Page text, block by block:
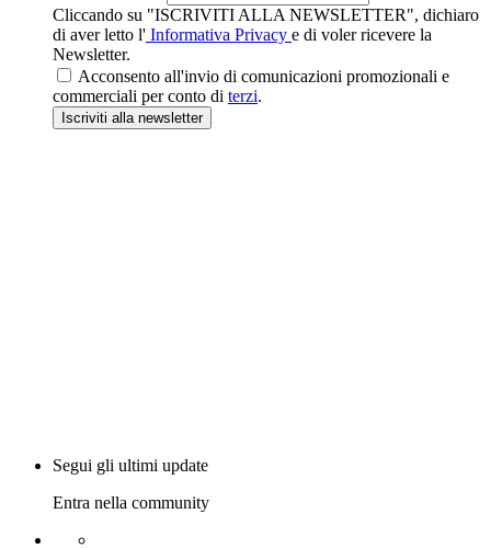
Email aziendale
Cliccando su "ISCRIVITI ALLA NEWSLETTER", dichiaro
di aver letto l'Informativa Privacye di voler ricevere la
Newsletter.
Acconsento all'invio di comunicazioni promozionali e
commerciali per conto di
Segui gli ultimi update
Entra nella community